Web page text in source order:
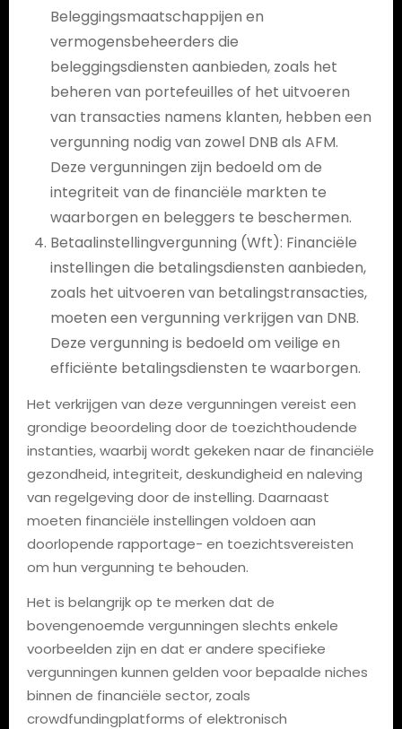
Beleggingsmaatschappijen en
vermogensbeheerders die
beleggingsdiensten aanbieden, zoals het
beheren van portefeuilles of het uitvoeren
van transacties namens klanten, hebben een
vergunning nodig van zowel DNB als AFM.
Deze vergunningen zijn bedoeld om de
integriteit van de financiële markten te
waarborgen en beleggers te beschermen.
Betaalinstellingvergunning (Wft): Financiële
instellingen die betalingsdiensten aanbieden,
zoals het uitvoeren van betalingstransacties,
moeten een vergunning verkrijgen van DNB.
Deze vergunning is bedoeld om veilige en
efficiënte betalingsdiensten te waarborgen.
Het verkrijgen van deze vergunningen vereist een
grondige beoordeling door de toezichthoudende
instanties, waarbij wordt gekeken naar de financiële
gezondheid, integriteit, deskundigheid en naleving
van regelgeving door de instelling. Daarnaast
moeten financiële instellingen voldoen aan
doorlopende rapportage- en toezichtsvereisten
om hun vergunning te behouden.
Het is belangrijk op te merken dat de
bovengenoemde vergunningen slechts enkele
voorbeelden zijn en dat er andere specifieke
vergunningen kunnen gelden voor bepaalde niches
binnen de financiële sector, zoals
crowdfundingplatforms of elektronisch